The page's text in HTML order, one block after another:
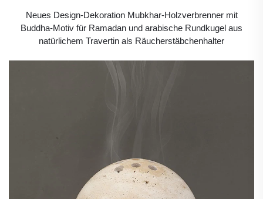
Neues Design-Dekoration Mubkhar-Holzverbrenner mit
Buddha-Motiv für Ramadan und arabische Rundkugel aus
natürlichem Travertin als Räucherstäbchenhalter